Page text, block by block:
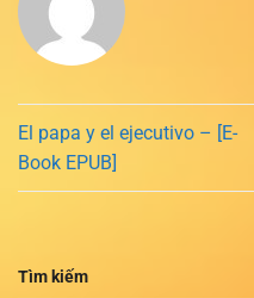
El papa y el ejecutivo – [E-
Book EPUB]
Tìm kiếm